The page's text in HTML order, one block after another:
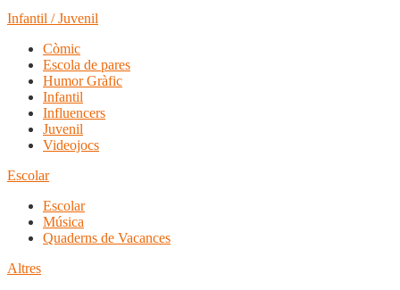
Infantil / Juvenil
Còmic
Escola de pares
Humor Gràfic
Infantil
Influencers
Juvenil
Videojocs
Escolar
Escolar
Música
Quaderns de Vacances
Altres